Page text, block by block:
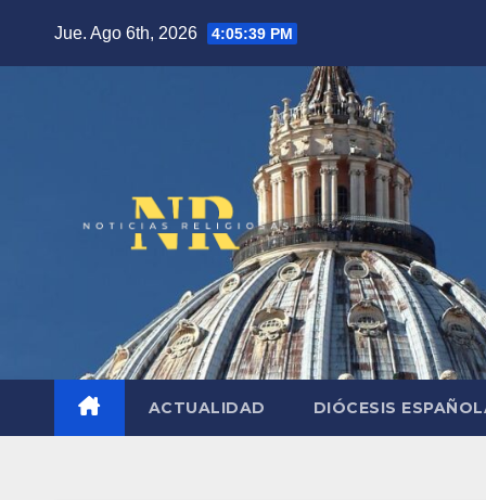
Jue. Ago 6th, 2026 4:05:40 PM
ACTUALIDAD DIÓCESIS